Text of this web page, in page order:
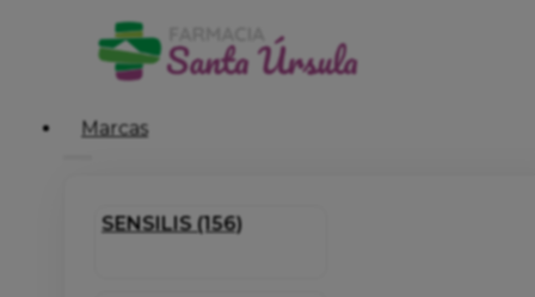
Marcas
SENSILIS (156)